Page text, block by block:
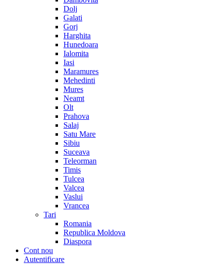
Dolj
Galati
Gorj
Harghita
Hunedoara
Ialomita
Iasi
Maramures
Mehedinti
Mures
Neamt
Olt
Prahova
Salaj
Satu Mare
Sibiu
Suceava
Teleorman
Timis
Tulcea
Valcea
Vaslui
Vrancea
Tari
Romania
Republica Moldova
Diaspora
Cont nou
Autentificare